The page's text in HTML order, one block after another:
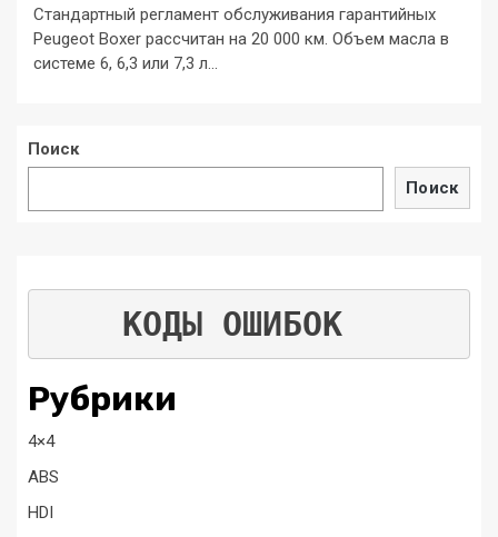
Стандартный регламент обслуживания гарантийных
Peugeot Boxer рассчитан на 20 000 км. Объем масла в
системе 6, 6,3 или 7,3 л...
Поиск
Поиск
КОДЫ ОШИБОК
Рубрики
4×4
ABS
HDI